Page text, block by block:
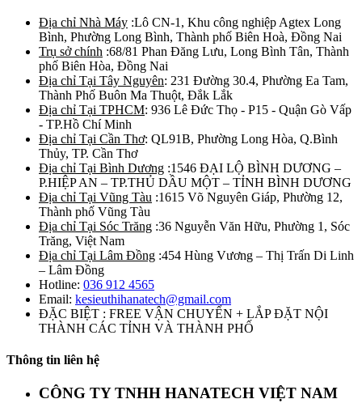
Địa chỉ Nhà Máy :Lô CN-1, Khu công nghiệp Agtex Long
Bình, Phường Long Bình, Thành phố Biên Hoà, Đồng Nai
Trụ sở chính :68/81 Phan Đăng Lưu, Long Bình Tân, Thành
phố Biên Hòa, Đồng Nai
Địa chỉ Tại Tây Nguyên: 231 Đường 30.4, Phường Ea Tam,
Thành Phố Buôn Ma Thuột, Đắk Lắk
Địa chỉ Tại TPHCM: 936 Lê Đức Thọ - P15 - Quận Gò Vấp
- TP.Hồ Chí Minh
Địa chỉ Tại Cần Thơ: QL91B, Phường Long Hòa, Q.Bình
Thủy, TP. Cần Thơ
Địa chỉ Tại Bình Dương :1546 ĐẠI LỘ BÌNH DƯƠNG –
P.HIỆP AN – TP.THỦ DẦU MỘT – TỈNH BÌNH DƯƠNG
Địa chỉ Tại Vũng Tàu :1615 Võ Nguyên Giáp, Phường 12,
Thành phố Vũng Tàu
Địa chỉ Tại Sóc Trăng :36 Nguyễn Văn Hữu, Phường 1, Sóc
Trăng, Việt Nam
Địa chỉ Tại Lâm Đồng :454 Hùng Vương – Thị Trấn Di Linh
– Lâm Đồng
Hotline: 036 912 4565
Email: kesieuthihanatech@gmail.com
ĐẶC BIỆT : FREE VẬN CHUYỂN + LẮP ĐẶT NỘI
THÀNH CÁC TỈNH VÀ THÀNH PHỐ
Thông tin liên hệ
CÔNG TY TNHH HANATECH VIỆT NAM